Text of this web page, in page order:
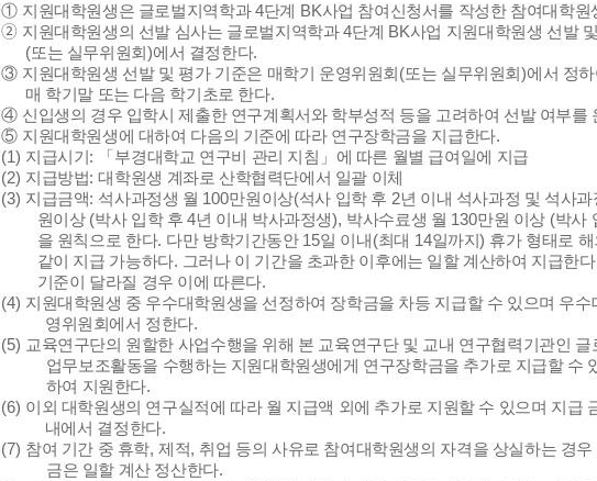
① 지원대학원생은 글로벌지역학과4단계 BK사업 참여신청서를 작성한 참여대학원
➁ 지원대학원생의 선발 심사는 글로벌지역학과4단계 BK사업 지원대학원생 선발
(또는 실무위원회 )에서 결정한다.
③ 지원대학원생 선발 및 평가 기준은 매학기 운영위원회 (또는 실무위원회 )에서 정
매 학기말 또는 다음 학기초로 한다.
④ 신입생의 경우 입학시 제출한 연구계획서와 학부성적 등을 고려하여 선발 여부를
⑤ 지원대학원생에 대하여 다음의 기준에 따라 연구장학금을 지급한다.
(1) 지급시기 : 「 부경대학교 연구비 관리 지침 」 에 따른 월별 급여일에 지급
(2) 지급방법:대학원생 계좌로 산학협력단에서 일괄 이체
(3) 지급금액: 석사과정생 월 100만원이상(석사 입학 후 2년 이내 석사과정 및 석사과
원이상 (박사 입학 후 4년 이내 박사과정생), 박사수료생 월 130만원 이상 (박사
을 원칙으로 한다. 다만 방학기간동안 15일 이내 (최대 14일까지) 휴가 형태로
같이 지급 가능하다. 그러나 이 기간을 초과한 이후에는 일할 계산하여 지급한다
기준이 달라질 경우 이에 따른다.
(4) 지원대학원생 중 우수대학원생을 선정하여 장학금을 차등 지급할 수 있으며 우
영위원회에서 정한다.
(5) 교육연구단의 원할한 사업수행을 위해 본 교육연구단 및 교내 연구협력기관인
업무보조활동을 수행하는 지원대학원생에게 연구장학금을 추가로 지급할 수
하여 지원한다.
(6) 이외 대학원생의 연구실적에 따라 월 지급액 외에 추가로 지원할 수 있으며 지급
내에서 결정한다.
(7) 참여 기간 중 휴학,제적, 취업 등의 사유로 참여대학원생의 자격을 상실하는 경
금은 일할 계산 정산한다.